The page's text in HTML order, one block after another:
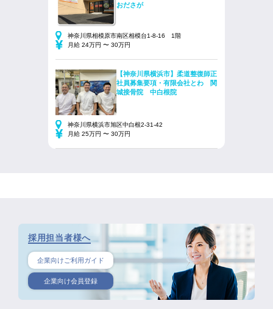
おださが
神奈川県相模原市南区相模台1-8-16 1階
月給 24万円 〜 30万円
【神奈川県横浜市】柔道整復師正
社員募集要項・有限会社とわ 関
城接骨院 中白根院
神奈川県横浜市旭区中白根2-31-42
月給 25万円 〜 30万円
採用担当者様へ
企業向けご利用ガイド
企業向け会員登録